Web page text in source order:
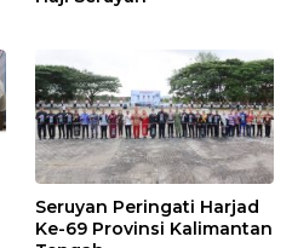
Seruyan Peringati Harjad
Ke-69 Provinsi Kalimantan